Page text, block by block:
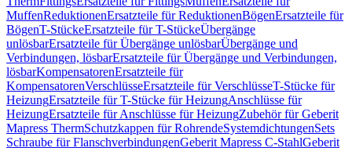
MuffenReduktionenErsatzteile für ReduktionenBögenErsatzteile für
BögenT-StückeErsatzteile für T-StückeÜbergänge
unlösbarErsatzteile für Übergänge unlösbarÜbergänge und
Verbindungen, lösbarErsatzteile für Übergänge und Verbindungen,
lösbarKompensatorenErsatzteile für
KompensatorenVerschlüsseErsatzteile für VerschlüsseT-Stücke für
HeizungErsatzteile für T-Stücke für HeizungAnschlüsse für
HeizungErsatzteile für Anschlüsse für HeizungZubehör für Geberit
Mapress ThermSchutzkappen für RohrendeSystemdichtungenSets
Schraube für FlanschverbindungenGeberit Mapress C-StahlGeberit